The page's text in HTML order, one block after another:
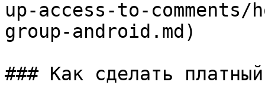
up-access-to-comments/
group-android.md)
### Как сделать